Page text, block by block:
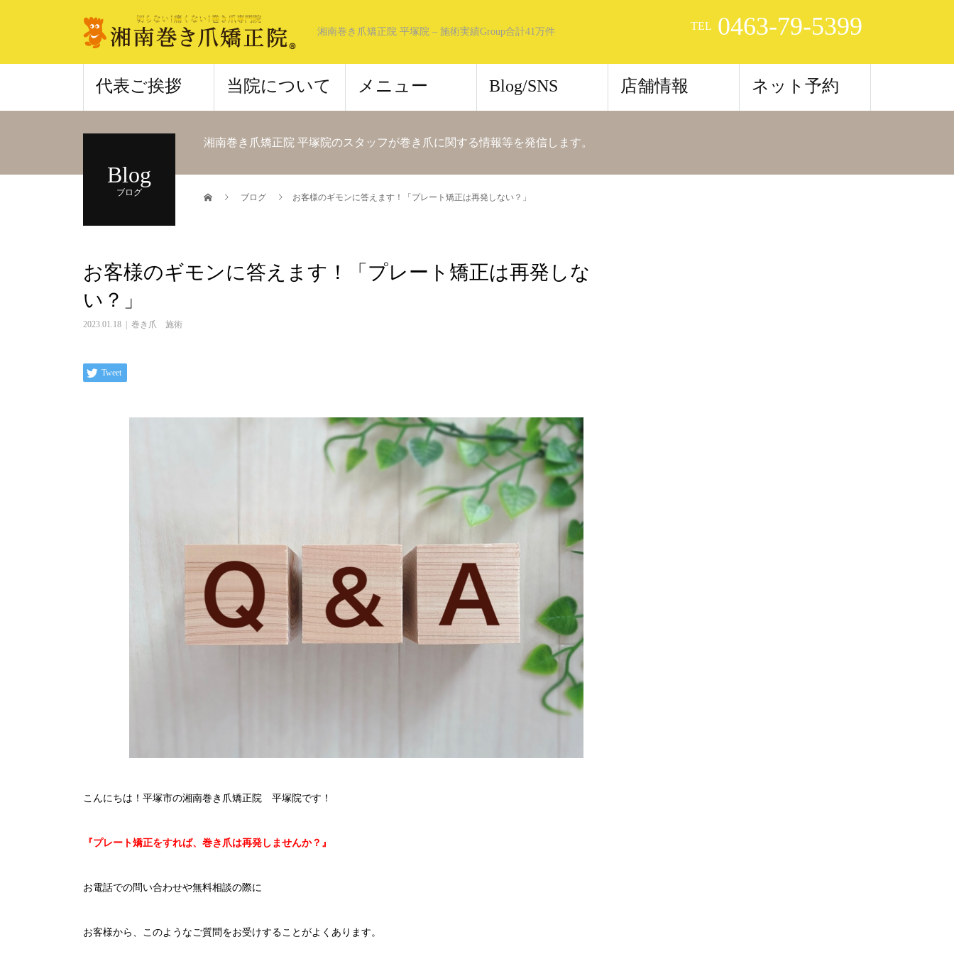
湘南巻き爪矯正院 平塚院 – 施術実績Group合計41万件 TEL 0463-79-5399
代表ご挨拶 当院について メニュー Blog/SNS 店舗情報 ネット予約
Blog
ブログ
湘南巻き爪矯正院 平塚院のスタッフが巻き爪に関する情報等を発信します。
ブログ お客様のギモンに答えます！「プレート矯正は再発しない？」
お客様のギモンに答えます！「プレート矯正は再発しな
い？」
2023.01.18 巻き爪 施術
Tweet
こんにちは！平塚市の湘南巻き爪矯正院 平塚院です！
『プレート矯正をすれば、巻き爪は再発しませんか？』
お電話での問い合わせや無料相談の際に
お客様から、このようなご質問をお受けすることがよくあります。